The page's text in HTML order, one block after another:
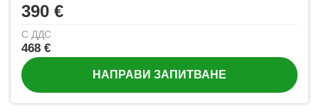
390 €
С ДДС
468 €
НАПРАВИ ЗАПИТВАНЕ